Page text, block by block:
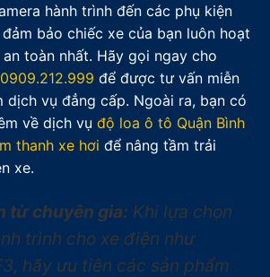
hành trình đến các phụ kiện
bảo chiếc xe của bạn luôn hoạt
toàn nhất. Hãy gọi ngay cho
0909.212.999 để được tư vấn miễn
dịch vụ đẳng cấp. Ngoài ra, bạn có
về dịch vụ độ loa ô tô Quận Bình
thanh xe hơi để nâng tầm trải
xe.
từ chuyên gia: Khi lựa chọn
trình cho xe điện như
hãy ưu tiên các sản phẩm